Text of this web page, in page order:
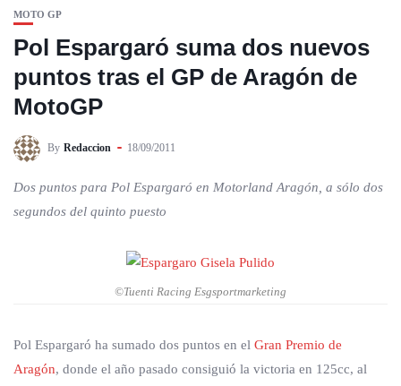
MOTO GP
Pol Espargaró suma dos nuevos
puntos tras el GP de Aragón de
MotoGP
By Redaccion 18/09/2011
Dos puntos para Pol Espargaró en Motorland Aragón, a sólo dos
segundos del quinto puesto
©Tuenti Racing Esgsportmarketing
Pol Espargaró ha sumado dos puntos en el Gran Premio de
Aragón, donde el año pasado consiguió la victoria en 125cc, al